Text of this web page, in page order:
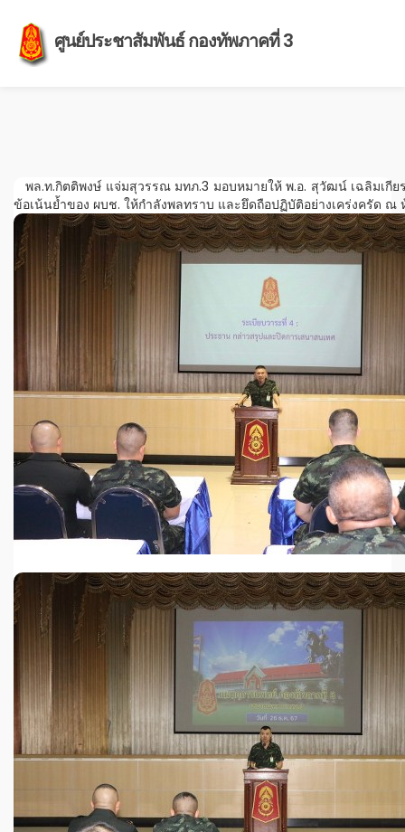
ศูนย์ประชาสัมพันธ์ กองทัพภาคที่ 3
พล.ท.กิตติพงษ์ แจ่มสุวรรณ มทภ.3 มอบหมายให้ พ.อ. สุวัฒน์ เฉลิมเกีย
ข้อเน้นย้ำของ ผบช. ให้กำลังพลทราบ และยึดถือปฏิบัติอย่างเคร่งครัด ณ